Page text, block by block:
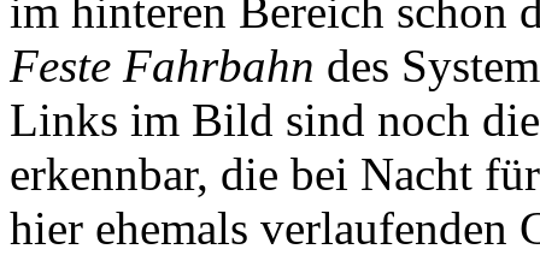
im hinteren Bereich schon
Feste Fahrbahn des
Links im Bild sind noch
erkennbar, die bei Nacht
hier ehemals verlaufenden